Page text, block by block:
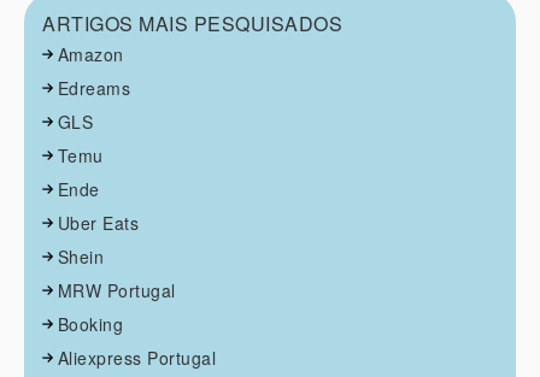
ARTIGOS MAIS PESQUISADOS
Amazon
Edreams
GLS
Temu
Ende
Uber Eats
Shein
MRW Portugal
Booking
Aliexpress Portugal